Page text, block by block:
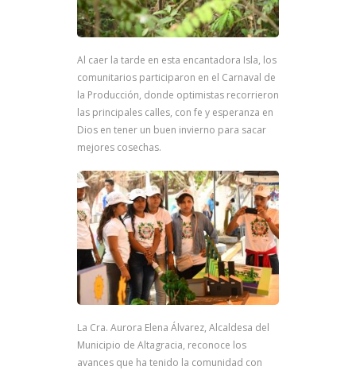
Al caer la tarde en esta encantadora Isla, los
comunitarios participaron en el Carnaval de
la Producción, donde optimistas recorrieron
las principales calles, con fe y esperanza en
Dios en tener un buen invierno para sacar
mejores cosechas.
La Cra. Aurora Elena Álvarez, Alcaldesa del
Municipio de Altagracia, reconoce los
avances que ha tenido la comunidad con